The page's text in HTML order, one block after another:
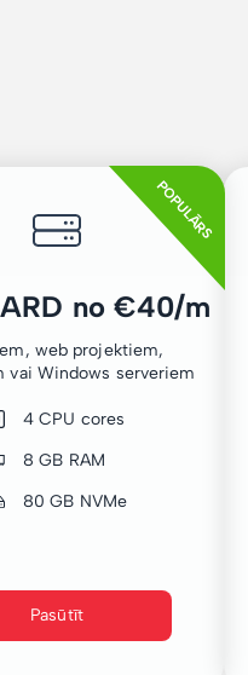
POPULĀRS
no €40/m
web projektiem,
vai Windows serveriem
4 CPU cores
8 GB RAM
80 GB NVMe
Pasūtīt